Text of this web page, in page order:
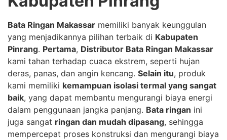
Bata Ringan Makassar memiliki banyak keunggulan
yang menjadikannya pilihan terbaik di Kabupaten
Pinrang. Pertama, Distributor Bata Ringan Makassar
kami tahan terhadap cuaca ekstrem, seperti hujan
deras, panas, dan angin kencang. Selain itu, produk
kami memiliki kemampuan isolasi termal yang sangat
baik, yang dapat membantu mengurangi biaya energi
dalam penggunaan jangka panjang. Bata ringan ini
juga sangat ringan dan mudah dipasang, sehingga
mempercepat proses konstruksi dan mengurangi biaya